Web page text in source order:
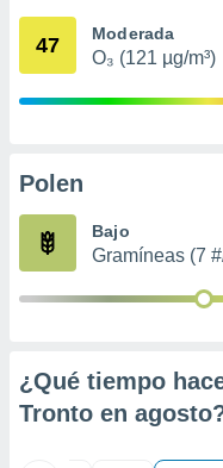
e
publicidad
1199
47 Moderada
O₃ (121 µg/m³)
Polen
Bajo
Gramíneas (7
¿Qué tiempo
Tronto en agosto